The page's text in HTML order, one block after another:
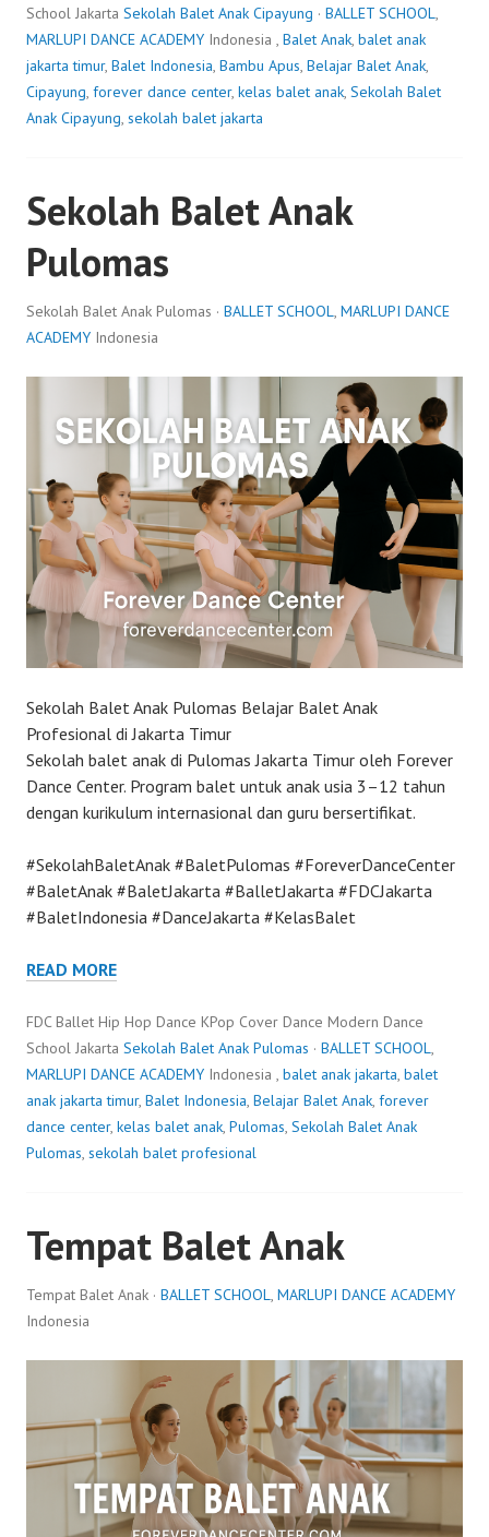
School Jakarta Sekolah Balet Anak Cipayung · BALLET SCHOOL,
MARLUPI DANCE ACADEMY Indonesia , Balet Anak, balet anak
jakarta timur, Balet Indonesia, Bambu Apus, Belajar Balet Anak,
Cipayung, forever dance center, kelas balet anak, Sekolah Balet
Anak Cipayung, sekolah balet jakarta
Sekolah Balet Anak
Pulomas
Sekolah Balet Anak Pulomas · BALLET SCHOOL, MARLUPI DANCE
ACADEMY Indonesia
Sekolah Balet Anak Pulomas Belajar Balet Anak
Profesional di Jakarta Timur
Sekolah balet anak di Pulomas Jakarta Timur oleh Forever
Dance Center. Program balet untuk anak usia 3–12 tahun
dengan kurikulum internasional dan guru bersertifikat.
#SekolahBaletAnak #BaletPulomas #ForeverDanceCenter
#BaletAnak #BaletJakarta #BalletJakarta #FDCJakarta
#BaletIndonesia #DanceJakarta #KelasBalet
READ MORE
FDC Ballet Hip Hop Dance KPop Cover Dance Modern Dance
School Jakarta Sekolah Balet Anak Pulomas · BALLET SCHOOL,
MARLUPI DANCE ACADEMY Indonesia , balet anak jakarta, balet
anak jakarta timur, Balet Indonesia, Belajar Balet Anak, forever
dance center, kelas balet anak, Pulomas, Sekolah Balet Anak
Pulomas, sekolah balet profesional
Tempat Balet Anak
Tempat Balet Anak · BALLET SCHOOL, MARLUPI DANCE ACADEMY
Indonesia